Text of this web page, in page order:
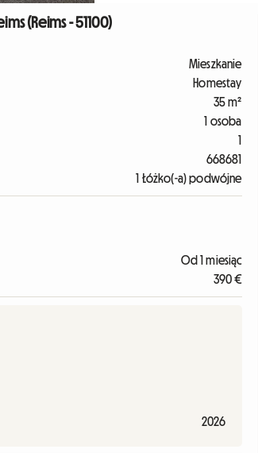
(Reims - 51100)
Mieszkanie
Homestay
35 m²
1 osoba
1
668681
1 Łóżko(-a) podwójne
Od 1 miesiąc
390 €
2026